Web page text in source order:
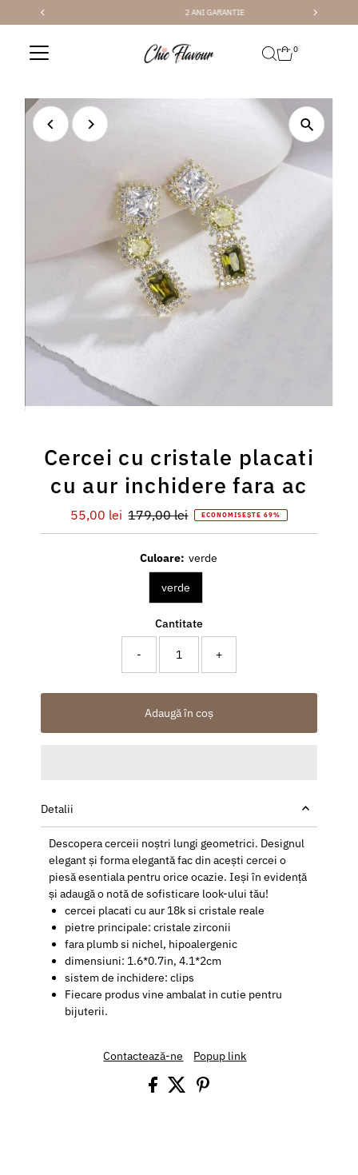
Sari la conținut 2 ANI GARANTIE
0
Cercei cu cristale placati
cu aur inchidere fara ac
Preț
redus
55,00 lei Preț
întreg
179,00 lei ECONOMISEȘTE 69%
Culoare: verde
verde
Cantitate
- +
Adaugă în coș
Detalii
Descopera cerceii noștri lungi geometrici. Designul
elegant și forma elegantă fac din acești cercei o
piesă esentiala pentru orice ocazie. Ieși în evidență
și adaugă o notă de sofisticare look-ului tău!
cercei placati cu aur 18k si cristale reale
pietre principale: cristale zirconii
fara plumb si nichel, hipoalergenic
dimensiuni: 1.6*0.7in,4.1*2cm
sistem de inchidere: clips
Fiecare produs vine ambalat in cutie pentru
bijuterii.
Contactează-ne Popup link